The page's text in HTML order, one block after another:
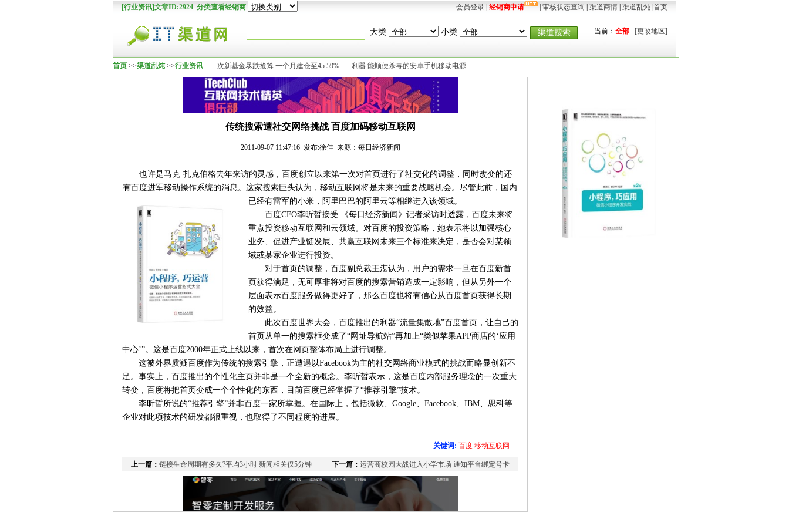
[行业资讯]文章ID:2924 分类查看经销商 会员登录 经销商申请 审核状态查询 渠道商情 渠道乱炖 首页
大类 小类 渠道搜索 当前： 全部 [更改地区]
首页 >>渠道乱炖>>行业资讯 次新基金暴跌抢筹 一个月建仓至45.59% 利器:能顺便杀毒的安卓手机移动电源
传统搜索遭社交网络挑战 百度加码移动互联网
2011-09-07 11:47:16 发布:徐佳 来源：每日经济新闻
也许是马克·扎克伯格去年来访的灵感，百度创立以来第一次对首页进行了社交化的调整，同时改变的还
有百度进军移动操作系统的消息。这家搜索巨头认为，移动互联网将是未来的重要战略机会。尽管此前，国内
已经有雷军的小米，阿里巴巴的阿里云等相继进入该领域。
百度CFO李昕晢接受 《每日经济新闻》记者采访时透露，百度未来将
重点投资移动互联网和云领域。对百度的投资策略，她表示将以加强核心
业务、促进产业链发展、共赢互联网未来三个标准来决定，是否会对某领
域或某家企业进行投资。
对于首页的调整，百度副总裁王湛认为，用户的需求一旦在百度新首
页获得满足，无可厚非将对百度的搜索营销造成一定影响，但从另外一个
层面表示百度服务做得更好了，那么百度也将有信心从百度首页获得长期
的效益。
此次百度世界大会，百度推出的利器“流量集散地”百度首页，让自己的
首页从单一的搜索框变成了“网址导航站”再加上“类似苹果APP商店的‘应用
中心’”。这是百度2000年正式上线以来，首次在网页整体布局上进行调整。
这被外界质疑百度作为传统的搜索引擎，正遭遇以Facebook为主的社交网络商业模式的挑战而略显创新不
足。事实上，百度推出的个性化主页并非是一个全新的概念。李昕晢表示，这是百度内部服务理念的一次重大
转变，百度将把首页变成一个个性化的东西，目前百度已经掌握了“推荐引擎”技术。
李昕晢所说的“推荐引擎”并非百度一家所掌握。在国际上，包括微软、Google、Facebook、IBM、思科等
企业对此项技术的研发都很重视，也取得了不同程度的进展。
关键词: 百度 移动互联网
上一篇： 链接生命周期有多久?平均3小时 新闻相关仅5分钟 下一篇： 运营商校园大战进入小学市场 通知平台绑定号卡